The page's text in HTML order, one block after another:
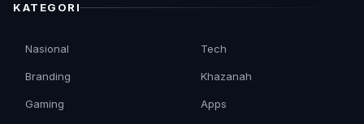
KATEGORI
Nasional
Branding
Gaming
Tech
Khazanah
Apps